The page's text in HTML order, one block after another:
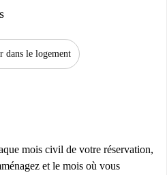
dans le logement
mois civil de votre réservation,
et le mois où vous